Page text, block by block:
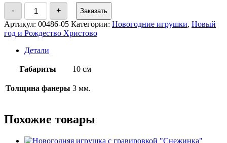
-
Количество
товара
Новогодняя
игрушка
+ Заказать
Артикул: 00486-05 Категории: Новогодние игрушки, Новый
год и Рождество Христово
Детали
Габариты 10 см
Толщина фанеры 3 мм.
Похожие товары